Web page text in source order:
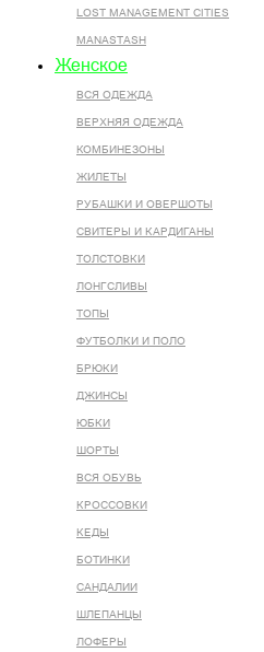
LOST MANAGEMENT CITIES
MANASTASH
Женское
ВСЯ ОДЕЖДА
ВЕРХНЯЯ ОДЕЖДА
КОМБИНЕЗОНЫ
ЖИЛЕТЫ
РУБАШКИ И ОВЕРШОТЫ
СВИТЕРЫ И КАРДИГАНЫ
ТОЛСТОВКИ
ЛОНГСЛИВЫ
ТОПЫ
ФУТБОЛКИ И ПОЛО
БРЮКИ
ДЖИНСЫ
ЮБКИ
ШОРТЫ
ВСЯ ОБУВЬ
КРОССОВКИ
КЕДЫ
БОТИНКИ
САНДАЛИИ
ШЛЕПАНЦЫ
ЛОФЕРЫ